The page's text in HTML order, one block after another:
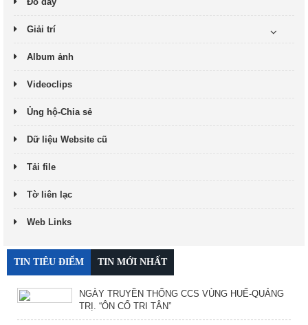
Giải trí
Album ảnh
Videoclips
Ủng hộ-Chia sẻ
Dữ liệu Website cũ
Tải file
Tờ liên lạc
Web Links
TIN TIÊU ĐIỂM TIN MỚI NHẤT
NGÀY TRUYỀN THỐNG CCS VÙNG HUẾ-QUẢNG
TRỊ. “ÔN CỐ TRI TÂN”